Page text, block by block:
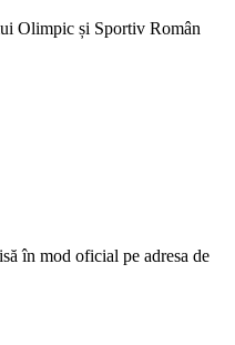
Olimpic și Sportiv Român
în mod oficial pe adresa de